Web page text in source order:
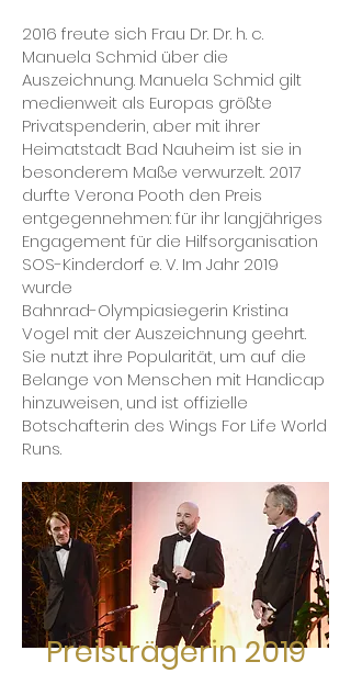
2016 freute sich Frau Dr. Dr. h. c.
Manuela Schmid über die
Auszeichnung. Manuela Schmid gilt
medienweit als Europas größte
Privatspenderin, aber mit ihrer
Heimatstadt Bad Nauheim ist sie in
besonderem Maße verwurzelt. 2017
durfte Verona Pooth den Preis
entgegennehmen: für ihr langjähriges
Engagement für die Hilfsorganisation
SOS-Kinderdorf e. V. Im Jahr 2019
wurde
Bahnrad-Olympiasiegerin Kristina
Vogel mit der Auszeichnung geehrt.
Sie nutzt ihre Popularität, um auf die
Belange von Menschen mit Handicap
hinzuweisen, und ist offizielle
Botschafterin des Wings For Life World
Runs.
Preisträgerin 2019